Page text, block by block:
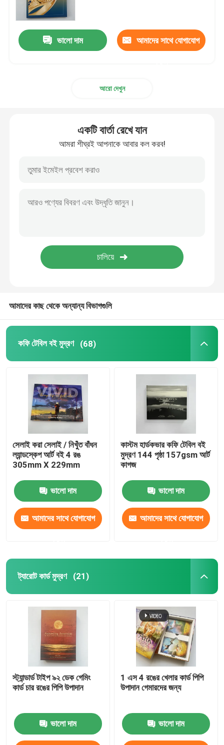
রঙিন বই ছাপা
কাস্টম বাইবেল মুদ্রণ
উপহার প্যাকেজিং বক্স
ভালো দাম আমাদের সাথে যোগাযোগ
আরো দেখুন
একটি বার্তা রেখে যান
আমরা শীঘ্রই আপনাকে আবার কল করব!
আমাদের কাছ থেকে অন্যান্য বিভাগগুলি
কফি টেবিল বই মুদ্রণ (68)
সেলাই করা সেলাই / নিখুঁত বাঁধন
ল্যান্ডস্কেপ আর্ট বই 4 রঙ
305mm X 229mm
ভালো দাম
আমাদের সাথে যোগাযোগ
কাস্টম হার্ডকভার কফি টেবিল বই
মুদ্রণ 144 পৃষ্ঠা 157gsm আর্ট
কাগজ
ভালো দাম
আমাদের সাথে যোগাযোগ
ট্যারোট কার্ড মুদ্রণ (21)
স্ট্যান্ডার্ড টাইপ ৯২ ডেক গেমিং
কার্ড চার রঙের পিপি উপাদান
ভালো দাম
1 এস 4 রঙের খেলার কার্ড পিপি
উপাদান গেমারদের জন্য
ভালো দাম